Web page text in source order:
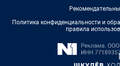
Политика конфиденциальности и
правила